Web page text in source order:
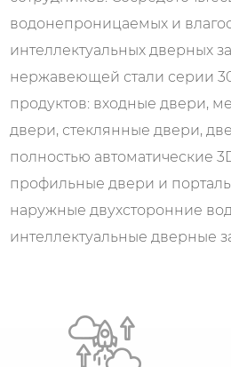
водонепроницаемых и
интеллектуальных дверных
нержавеющей стали серии
продуктов: входные двери,
двери, стеклянные двери,
полностью автоматические
профильные двери и
наружные двухсторонние
интеллектуальные дверные
проектов по благоустройству
недвижимости, а также